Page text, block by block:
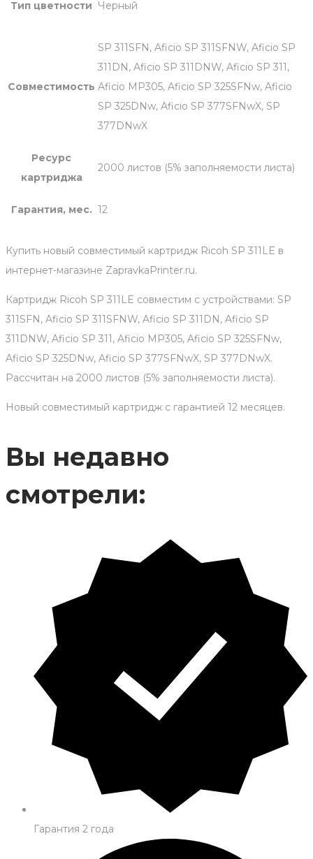
Тип цветности Черный
Совместимость
SP 311SFN, Aficio SP 311SFNW, Aficio SP
311DN, Aficio SP 311DNW, Aficio SP 311,
Aficio MP305, Aficio SP 325SFNw, Aficio
SP 325DNw, Aficio SP 377SFNwX, SP
377DNwX
Ресурс
картриджа
2000 листов (5% заполняемости листа)
Гарантия, мес. 12
Купить новый совместимый картридж Ricoh SP 311LE в
интернет-магазине ZapravkaPrinter.ru.
Картридж Ricoh SP 311LE совместим с устройствами: SP
311SFN, Aficio SP 311SFNW, Aficio SP 311DN, Aficio SP
311DNW, Aficio SP 311, Aficio MP305, Aficio SP 325SFNw,
Aficio SP 325DNw, Aficio SP 377SFNwX, SP 377DNwX.
Рассчитан на 2000 листов (5% заполняемости листа).
Новый совместимый картридж с гарантией 12 месяцев.
Вы недавно
смотрели:
Гарантия 2 года